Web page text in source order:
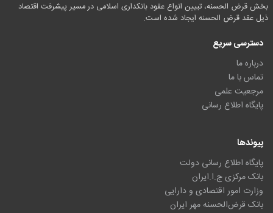
بخش قرض الحسنه، تبیین انواع عقود بانکداری اسلامی در مسیر پیشرفت اقتصاد
ذیل عقد قرض الحسنه ایجاد شده است.
دسترسی سریع
درباره ما
تماس با ما
مرجعیت علمی
پایگاه اطلاع رسانی
پیوندها
پایگاه اطلاع رسانی دولت
بانک مرکزی ج.ا.ایران
وزارت امور اقتصادی و دارایی
بانک قرض‌الحسنه مهر ایران